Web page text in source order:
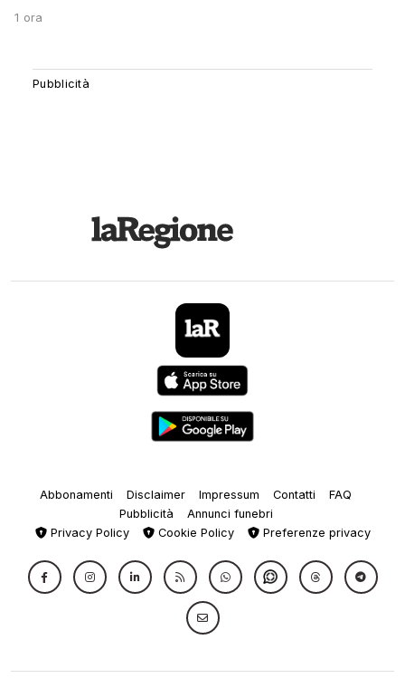
1 ora
Abbonamenti Disclaimer Impressum Contatti
FAQ
Pubblicità
Annunci funebri
Privacy Policy
Cookie Policy Preferenze privacy